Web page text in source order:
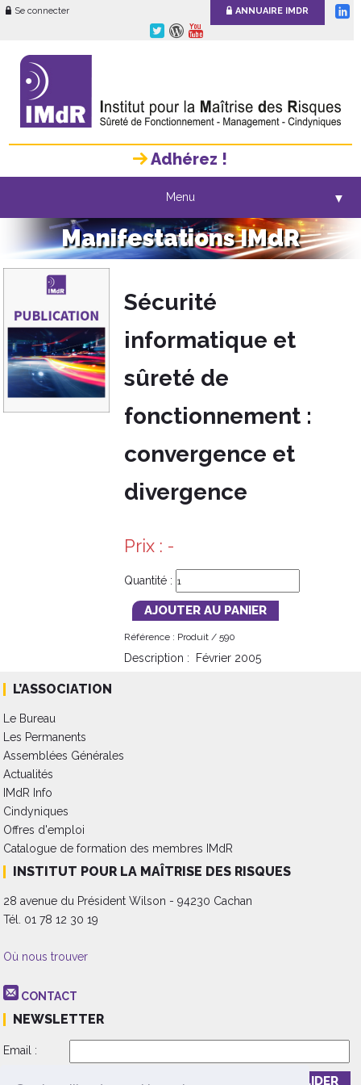
Se connecter ANNUAIRE IMDR
Adhérez !
Menu ▼
Manifestations IMdR
Sécurité
informatique et
sûreté de
fonctionnement :
convergence et
divergence
Prix : -
Quantité :
Référence : Produit / 590
Description : Février 2005
L’ASSOCIATION
Le Bureau
Les Permanents
Assemblées Générales
Actualités
IMdR Info
Cindyniques
Offres d'emploi
Catalogue de formation des membres IMdR
INSTITUT POUR LA MAÎTRISE DES RISQUES
28 avenue du Président Wilson - 94230 Cachan
Tél. 01 78 12 30 19
Où nous trouver
CONTACT
NEWSLETTER
Email :